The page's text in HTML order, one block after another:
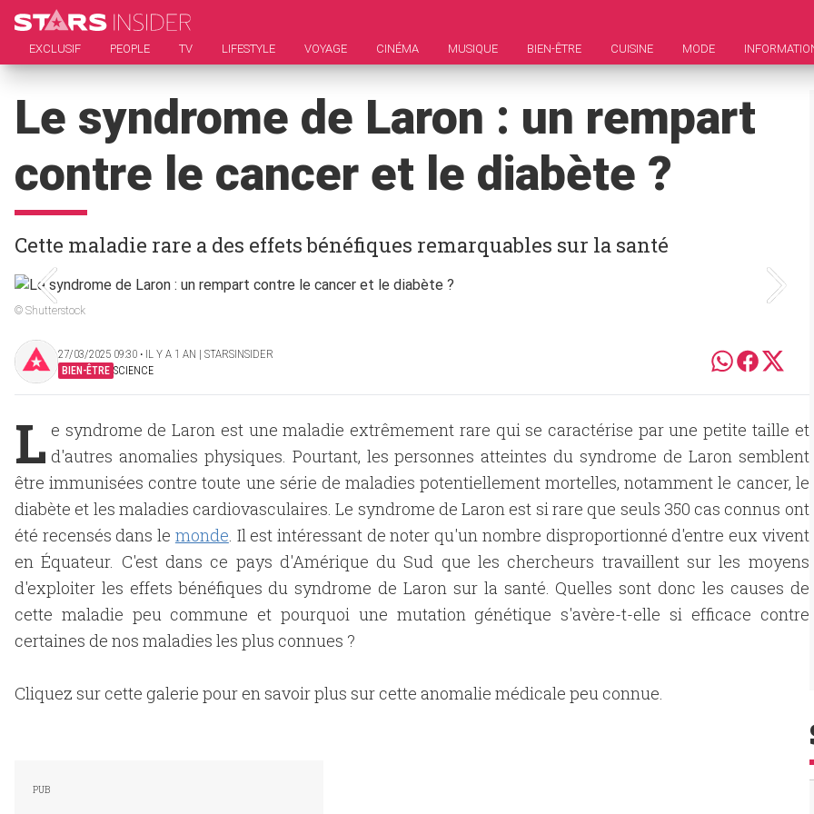
EXCLUSIF PEOPLE TV LIFESTYLE VOYAGE CINÉMA MUSIQUE BIEN-ÊTRE CUISINE MODE
Le syndrome de Laron : un rempart
contre le cancer et le diabète ?
Cette maladie rare a des effets bénéfiques remarquables sur la santé
© Shutterstock
27/03/2025 09:30 ‧ IL Y A 1 AN | STARSINSIDER
BIEN-ÊTRE SCIENCE
L e syndrome de Laron est une maladie extrêmement rare qui se caractérise par une petite taille et
d'autres anomalies physiques. Pourtant, les personnes atteintes du syndrome de Laron semblent
être immunisées contre toute une série de maladies potentiellement mortelles, notamment le cancer, le
diabète et les maladies cardiovasculaires. Le syndrome de Laron est si rare que seuls 350 cas connus ont
été recensés dans le monde. Il est intéressant de noter qu'un nombre disproportionné d'entre eux vivent
en Équateur. C'est dans ce pays d'Amérique du Sud que les chercheurs travaillent sur les moyens
d'exploiter les effets bénéfiques du syndrome de Laron sur la santé. Quelles sont donc les causes de
cette maladie peu commune et pourquoi une mutation génétique s'avère-t-elle si efficace contre
certaines de nos maladies les plus connues ?
Cliquez sur cette galerie pour en savoir plus sur cette anomalie médicale peu connue.